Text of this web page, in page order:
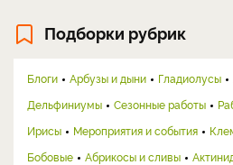
Подборки рубрик
Блоги Арбузы и дыни Гладиолусы
Дельфиниумы
Сезонные работы
Ирисы
Мероприятия и события
Бобовые
Абрикосы и сливы